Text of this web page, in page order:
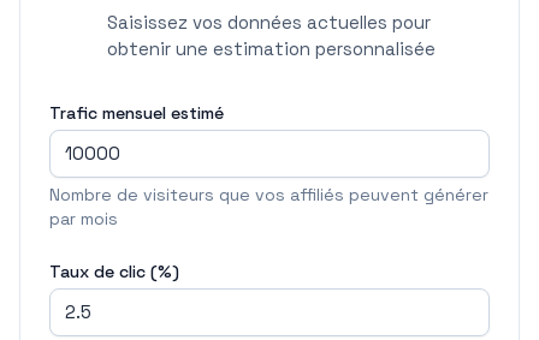
Saisissez vos données actuelles pour
obtenir une estimation personnalisée
Trafic mensuel estimé
Nombre de visiteurs que vos affiliés peuvent générer
par mois
Taux de clic (%)